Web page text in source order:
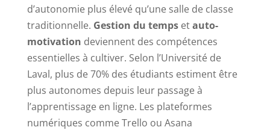
d’autonomie plus élevé qu’une salle de classe
traditionnelle. Gestion du tempsetauto-
motivation deviennent des compétences
essentielles à cultiver. Selon l’Université de
Laval, plus de 70% des étudiants estiment être
plus autonomes depuis leur passage à
l’apprentissage en ligne. Les plateformes
numériques comme Trello ou Asana